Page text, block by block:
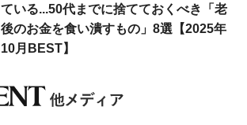
ている...50代までに捨てておくべき「老
後のお金を食い潰すもの」8選【2025年
10月BEST】